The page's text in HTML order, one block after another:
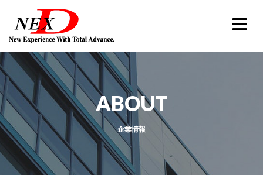
ABOUT
企業情報